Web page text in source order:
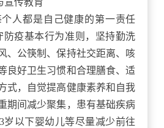
宣传教育
个人都是自己健康的第一责任
防疫基本行为准则，坚持勤洗
、公筷制、保持社交距离、咳
良好卫生习惯和合理膳食、适
式，自觉提高健康素养和自我
期间减少聚集，患有基础疾病
岁以下婴幼儿等尽量减少前往